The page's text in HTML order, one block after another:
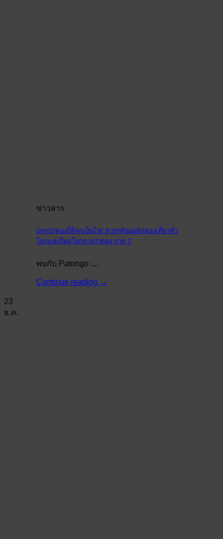
ข่าวสาร
ปลุกป่าตองให้ลุกเป็นไฟ! สวรรค์ของนักท่องเที่ยวทั่ว
โลกแห่งใหม่ใจกลางป่าตอง สาย 3
พบกับ Patongo :...
Continue reading →
23
ธ.ค.